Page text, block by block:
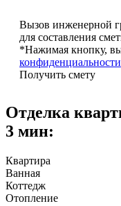
Вызов инженерной
для составления
*Нажимая кнопку, вы
конфиденциальности
Получить смету
Отделка
3 мин:
Квартира
Ванная
Коттедж
Отопление